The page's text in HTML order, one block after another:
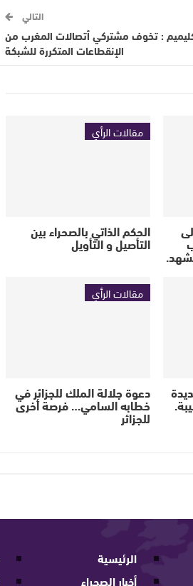
التالي
: تخوف مشتركي أتصالات المغرب من
الإنقطاعات المتكررة للشبكة
مقالات الرأي
الحكم الذاتي بالصحراء بين
التأصيل و التأويل
مقالات الرأي
دعوة جلالة الملك للجزائر في
خطابه السامي… فرصة أخرى
للجزائر
الرئيسية
أخبار الصحراء